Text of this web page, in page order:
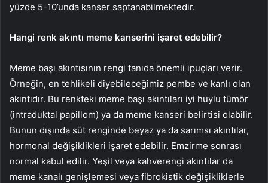
yüzde 5-10’unda kanser saptanabilmektedir.
Hangi renk akıntı meme kanserini işaret edebilir?
Meme başı akıntısının rengi tanıda önemli ipuçları verir.
Örneğin, en tehlikeli diyebileceğimiz pembe ve kanlı olan
akıntıdır. Bu renkteki meme başı akıntıları iyi huylu tümör
(intraduktal papillom) ya da meme kanseri belirtisi olabilir.
Bunun dışında süt renginde beyaz ya da sarımsı akıntılar,
hormonal değişiklikleri işaret edebilir. Emzirme sonrası
normal kabul edilir. Yeşil veya kahverengi akıntılar da
meme kanalı genişlemesi veya fibrokistik değişikliklerle